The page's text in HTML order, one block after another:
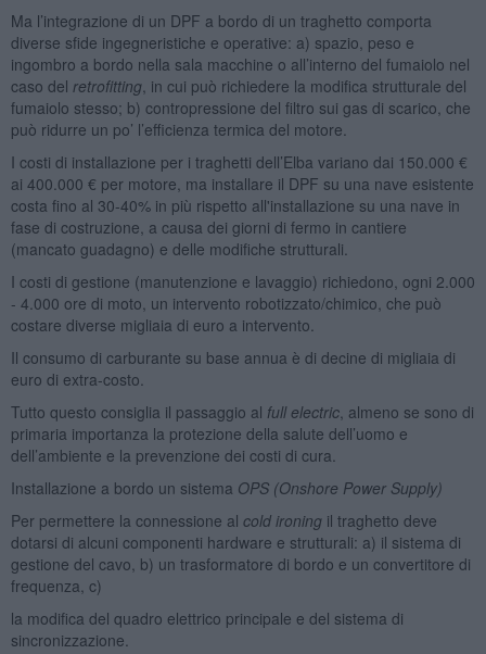
Ma l’integrazione di un DPF a bordo di un traghetto comporta
diverse sfide ingegneristiche e operative: a) spazio, peso e
ingombro a bordo nella sala macchine o all’interno del fumaiolo nel
caso del retrofitting, in cui può richiedere la modifica strutturale del
fumaiolo stesso; b) contropressione del filtro sui gas di scarico, che
può ridurre un po’ l’efficienza termica del motore.
I costi di installazione per i traghetti dell’Elba variano dai 150.000 €
ai 400.000 € per motore, ma installare il DPF su una nave esistente
costa fino al 30-40% in più rispetto all'installazione su una nave in
fase di costruzione, a causa dei giorni di fermo in cantiere
(mancato guadagno) e delle modifiche strutturali.
I costi di gestione (manutenzione e lavaggio) richiedono, ogni 2.000
- 4.000 ore di moto, un intervento robotizzato/chimico, che può
costare diverse migliaia di euro a intervento.
Il consumo di carburante su base annua è di decine di migliaia di
euro di extra-costo.
Tutto questo consiglia il passaggio al full electric, almeno se sono di
primaria importanza la protezione della salute dell’uomo e
dell’ambiente e la prevenzione dei costi di cura.
Installazione a bordo un sistema OPS (Onshore Power Supply)
Per permettere la connessione al cold ironingil traghetto deve
dotarsi di alcuni componenti hardware e strutturali: a) il sistema di
gestione del cavo, b) un trasformatore di bordo e un convertitore di
frequenza, c)
la modifica del quadro elettrico principale e del sistema di
sincronizzazione.